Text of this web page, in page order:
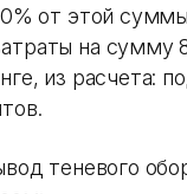
от этой
на сумму
из расчета:
теневого